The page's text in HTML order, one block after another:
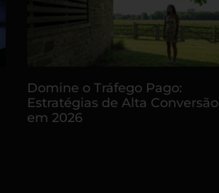
Domine o Tráfego Pago:
Estratégias de Alta Conversão
em 2026